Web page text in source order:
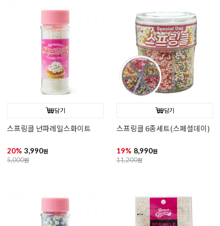
담기
스프링클 넌파레일스화이트
20% 3,990원
5,000원
담기
스프링클 6종세트(스페셜데이)
19% 8,990원
11,200원